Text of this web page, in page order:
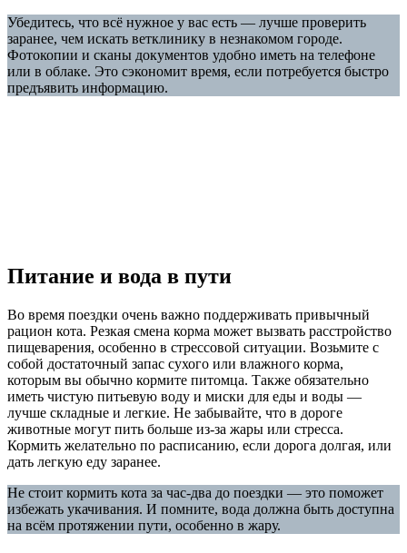
Убедитесь, что всё нужное у вас есть — лучше проверить
заранее, чем искать ветклинику в незнакомом городе.
Фотокопии и сканы документов удобно иметь на телефоне
или в облаке. Это сэкономит время, если потребуется быстро
предъявить информацию.
Питание и вода в пути
Во время поездки очень важно поддерживать привычный
рацион кота. Резкая смена корма может вызвать расстройство
пищеварения, особенно в стрессовой ситуации. Возьмите с
собой достаточный запас сухого или влажного корма,
которым вы обычно кормите питомца. Также обязательно
иметь чистую питьевую воду и миски для еды и воды —
лучше складные и легкие. Не забывайте, что в дороге
животные могут пить больше из-за жары или стресса.
Кормить желательно по расписанию, если дорога долгая, или
дать легкую еду заранее.
Не стоит кормить кота за час-два до поездки — это поможет
избежать укачивания. И помните, вода должна быть доступна
на всём протяжении пути, особенно в жару.